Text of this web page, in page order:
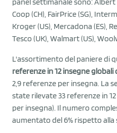
panel settimanale sono: Albert
Coop (CH), FairPrice (SG),
Kroger (US), Mercadona (ES),
Tesco (UK), Walmart (US),
L'assortimento del paniere di
referenze in 12 insegne globali
2,9 referenze per insegna. La
state rilevate 33 referenze in
per insegna). Il numero
aumentato del 6% rispetto